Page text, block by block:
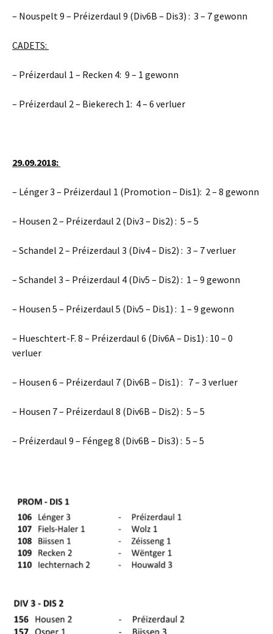
– Nouspelt 9 – Préizerdaul 9 (Div6B – Dis3) : 3 – 7 gewonn
CADETS:
– Préizerdaul 1 – Recken 4: 9 – 1 gewonn
– Préizerdaul 2 – Biekerech 1: 4 – 6 verluer
29.09.2018:
– Lénger 3 – Préizerdaul 1 (Promotion – Dis1): 2 – 8 gewonn
– Housen 2 – Préizerdaul 2 (Div3 – Dis2) : 5 – 5
– Schandel 2 – Préizerdaul 3 (Div4 – Dis2) : 3 – 7 verluer
– Schandel 3 – Préizerdaul 4 (Div5 – Dis2) : 1 – 9 gewonn
– Housen 5 – Préizerdaul 5 (Div5 – Dis1) : 1 – 9 gewonn
– Hueschtert-F. 8 – Préizerdaul 6 (Div6A – Dis1) : 10 – 0
verluer
– Housen 6 – Préizerdaul 7 (Div6B – Dis1) : 7 – 3 verluer
– Housen 7 – Préizerdaul 8 (Div6B – Dis2) : 5 – 5
– Préizerdaul 9 – Féngeg 8 (Div6B – Dis3) : 5 – 5